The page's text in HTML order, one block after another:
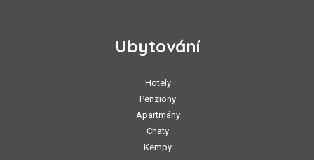
Ubytování
Hotely
Penziony
Apartmány
Chaty
Kempy